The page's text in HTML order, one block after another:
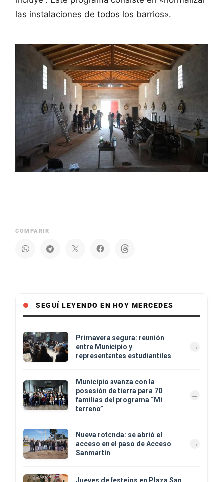
las instalaciones de todos los barrios».
COMPARIR
SEGUÍ LEYENDO EN HOY MERCEDES
Primavera segura: reunión
entre Municipio y
representantes estudiantiles
Municipio avanza con la
posesión de tierra para 70
familias del programa “Mi
terreno”
Nueva rotonda: se abrió el
acceso en el paso de Acceso
Sanmartín
Jueves de festejos en Plaza San